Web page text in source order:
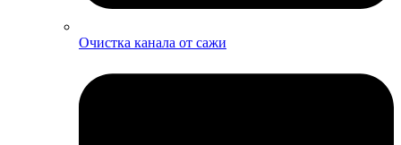
Очистка канала от сажи